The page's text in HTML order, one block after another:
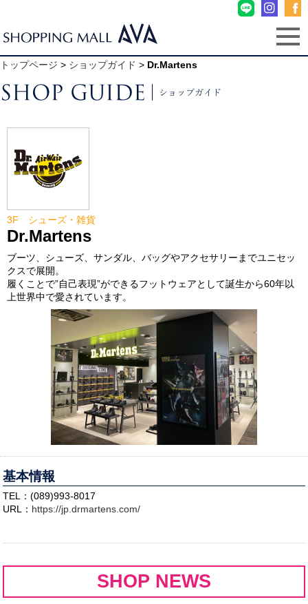
トップページ > ショップガイド > Dr.Martens
3F シューズ・雑貨
Dr.Martens
ブーツ、シューズ、サンダル、バッグやアクセサリーまでユニセッ
クスで展開。
履くことで”自己表現”ができるフットウェアとして誕生から60年以
上世界中で愛されています。
基本情報
TEL：(089)993-8017
URL： https://jp.drmartens.com/
SHOP NEWS